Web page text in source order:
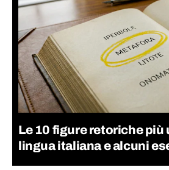
Le 10 figure retoriche
lingua italiana e alcuni